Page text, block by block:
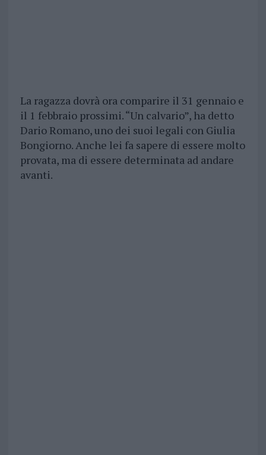
La ragazza dovrà ora comparire il 31 gennaio e
il 1 febbraio prossimi. “Un calvario”, ha detto
Dario Romano, uno dei suoi legali con Giulia
Bongiorno. Anche lei fa sapere di essere molto
provata, ma di essere determinata ad andare
avanti.